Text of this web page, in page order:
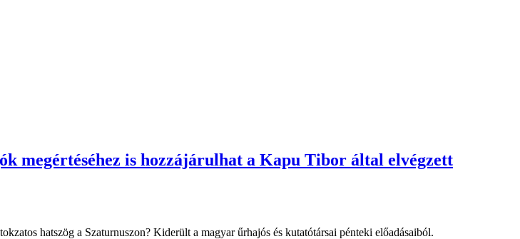
megértéséhez is hozzájárulhat a Kapu Tibor által elvégzett
hatszög a Szaturnuszon? Kiderült a magyar űrhajós és kutatótársai pénteki előadásaiból.